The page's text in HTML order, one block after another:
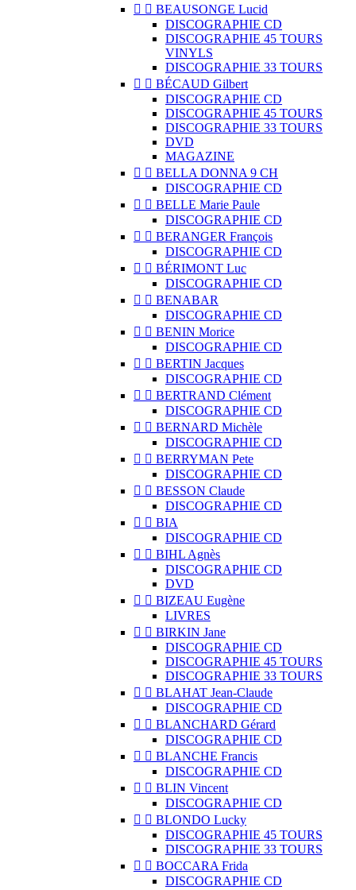
  BEAUSONGE Lucid
DISCOGRAPHIE CD
DISCOGRAPHIE 45 TOURS
VINYLS
DISCOGRAPHIE 33 TOURS
  BÉCAUD Gilbert
DISCOGRAPHIE CD
DISCOGRAPHIE 45 TOURS
DISCOGRAPHIE 33 TOURS
DVD
MAGAZINE
  BELLA DONNA 9 CH
DISCOGRAPHIE CD
  BELLE Marie Paule
DISCOGRAPHIE CD
  BERANGER François
DISCOGRAPHIE CD
  BÉRIMONT Luc
DISCOGRAPHIE CD
  BENABAR
DISCOGRAPHIE CD
  BENIN Morice
DISCOGRAPHIE CD
  BERTIN Jacques
DISCOGRAPHIE CD
  BERTRAND Clément
DISCOGRAPHIE CD
  BERNARD Michèle
DISCOGRAPHIE CD
  BERRYMAN Pete
DISCOGRAPHIE CD
  BESSON Claude
DISCOGRAPHIE CD
  BIA
DISCOGRAPHIE CD
  BIHL Agnès
DISCOGRAPHIE CD
DVD
  BIZEAU Eugène
LIVRES
  BIRKIN Jane
DISCOGRAPHIE CD
DISCOGRAPHIE 45 TOURS
DISCOGRAPHIE 33 TOURS
  BLAHAT Jean-Claude
DISCOGRAPHIE CD
  BLANCHARD Gérard
DISCOGRAPHIE CD
  BLANCHE Francis
DISCOGRAPHIE CD
  BLIN Vincent
DISCOGRAPHIE CD
  BLONDO Lucky
DISCOGRAPHIE 45 TOURS
DISCOGRAPHIE 33 TOURS
  BOCCARA Frida
DISCOGRAPHIE CD